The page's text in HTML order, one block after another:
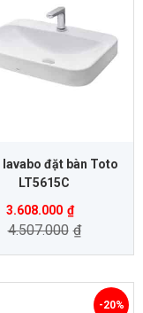
lavabo đặt bàn Toto
LT5615C
3.608.000 ₫
4.507.000 ₫
-20%